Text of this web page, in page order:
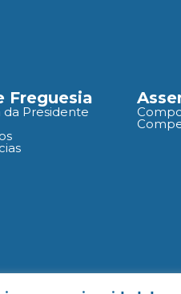
Freguesia
Presidente